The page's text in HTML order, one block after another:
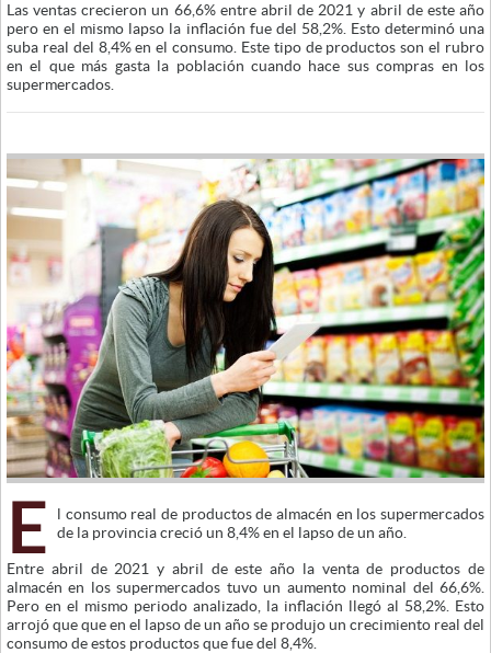
Las ventas crecieron un 66,6% entre abril de 2021 y abril de este año
pero en el mismo lapso la inflación fue del 58,2%. Esto determinó una
suba real del 8,4% en el consumo. Este tipo de productos son el rubro
en el que más gasta la población cuando hace sus compras en los
supermercados.
E
l consumo real de productos de almacén en los supermercados
de la provincia creció un 8,4% en el lapso de un año.
Entre abril de 2021 y abril de este año la venta de productos de
almacén en los supermercados tuvo un aumento nominal del 66,6%.
Pero en el mismo periodo analizado, la inflación llegó al 58,2%. Esto
arrojó que que en el lapso de un año se produjo un crecimiento real del
consumo de estos productos que fue del 8,4%.